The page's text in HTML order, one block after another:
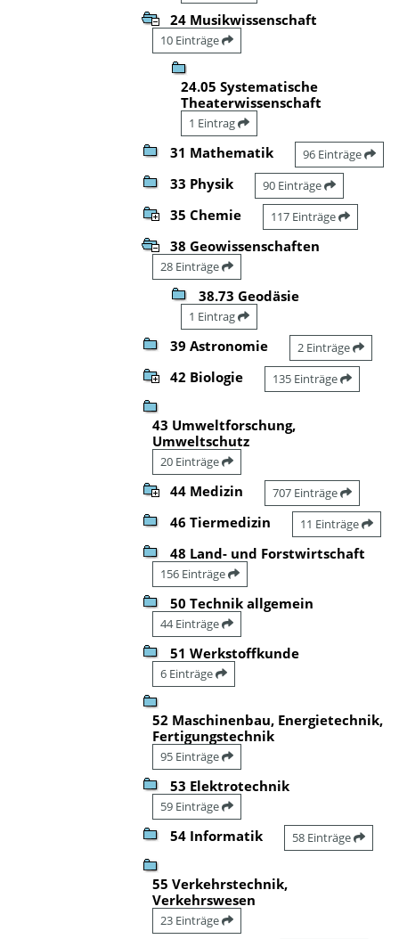
24 Musikwissenschaft
10 Einträge
24.05 Systematische
Theaterwissenschaft
1 Eintrag
31 Mathematik 96 Einträge
33 Physik 90 Einträge
35 Chemie 117 Einträge
38 Geowissenschaften
28 Einträge
38.73 Geodäsie
1 Eintrag
39 Astronomie 2 Einträge
42 Biologie 135 Einträge
43 Umweltforschung,
Umweltschutz
20 Einträge
44 Medizin 707 Einträge
46 Tiermedizin 11 Einträge
48 Land- und Forstwirtschaft
156 Einträge
50 Technik allgemein
44 Einträge
51 Werkstoffkunde
6 Einträge
52 Maschinenbau, Energietechnik,
Fertigungstechnik
95 Einträge
53 Elektrotechnik
59 Einträge
54 Informatik 58 Einträge
55 Verkehrstechnik,
Verkehrswesen
23 Einträge